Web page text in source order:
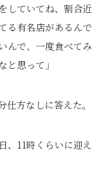
していてね、割合近
る有名店があるんで
んで、一度食べてみ
思って」
方なしに答えた。
、11時くらいに迎え